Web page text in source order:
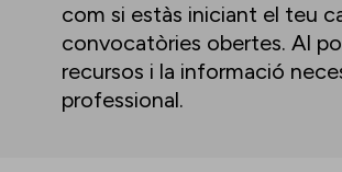
com si estàs iniciant el teu
convocatòries obertes. Al
recursos i la informació
professional.